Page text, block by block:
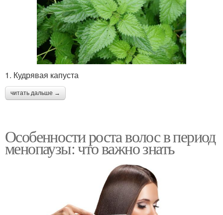
1. Кудрявая капуста
читать дальше →
Особенности роста волос в период
менопаузы: что важно знать